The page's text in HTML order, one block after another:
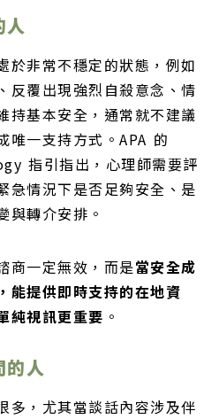
人
於非常不穩定的狀態，例如
反覆出現強烈自殺意念、情
持基本安全，通常就不建議
唯一支持方式。APA 的
指引指出，心理師需要評
急情況下是否足夠安全、是
與轉介安排。
商一定無效，而是當安全成
能提供即時支持的在地資
純視訊更重要 。
人
多，尤其當談話內容涉及伴